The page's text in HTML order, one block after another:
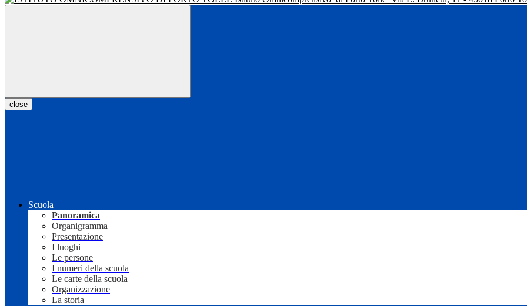
close
Scuola
Panoramica
Organigramma
Presentazione
I luoghi
Le persone
I numeri della scuola
Le carte della scuola
Organizzazione
La storia